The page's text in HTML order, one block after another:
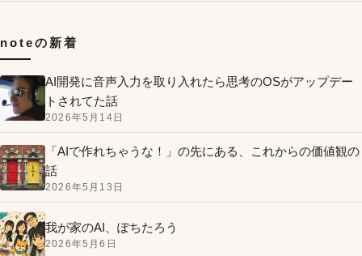
noteの新着
AI開発に音声入力を取り入れたら思考のOSがアップデー
トされてた話
2026年5月14日
「AIで作れちゃうな！」の先にある、これからの価値観の
話
2026年5月13日
我が家のAI、ぽちたろう
2026年5月6日